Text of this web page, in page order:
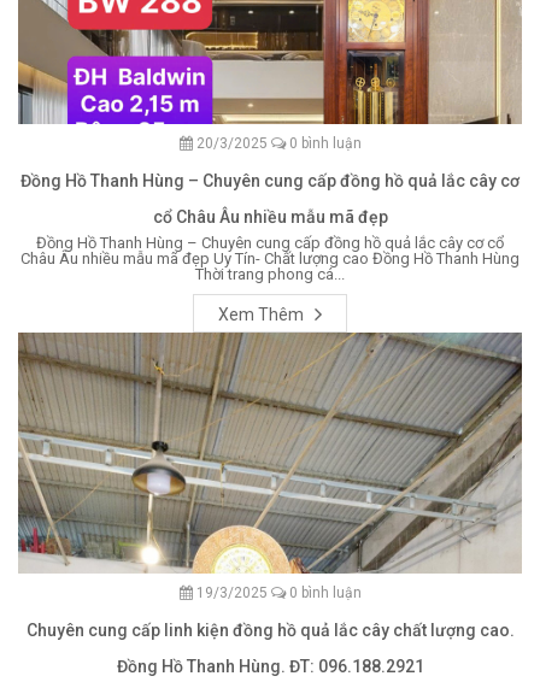
20/3/2025 0 bình luận
Đồng Hồ Thanh Hùng – Chuyên cung cấp đồng hồ quả lắc cây cơ
cổ Châu Âu nhiều mẫu mã đẹp
Đồng Hồ Thanh Hùng – Chuyên cung cấp đồng hồ quả lắc cây cơ cổ
Châu Âu nhiều mẫu mã đẹp Uy Tín- Chất lượng cao Đồng Hồ Thanh Hùng
Thời trang phong cá...
Xem Thêm
19/3/2025 0 bình luận
Chuyên cung cấp linh kiện đồng hồ quả lắc cây chất lượng cao.
Đồng Hồ Thanh Hùng. ĐT: 096.188.2921